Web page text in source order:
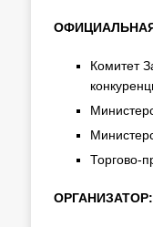
Комитет
Торгово-
ОРГАНИЗАТОР: